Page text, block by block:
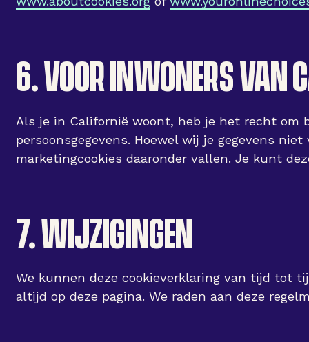
6. VOOR INWONERS VAN
Als je in Californië woont, heb je het recht om
persoonsgegevens. Hoewel wij je gegevens
marketingcookies daaronder vallen. Je kunt
7. WIJZIGINGEN
We kunnen deze cookieverklaring van tijd tot
altijd op deze pagina. We raden aan deze